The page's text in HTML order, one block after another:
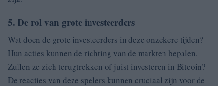
5. De rol van grote investeerders
Wat doen de grote investeerders in deze onzekere tijden?
Hun acties kunnen de richting van de markten bepalen.
Zullen ze zich terugtrekken of juist investeren in Bitcoin?
De reacties van deze spelers kunnen cruciaal zijn voor de